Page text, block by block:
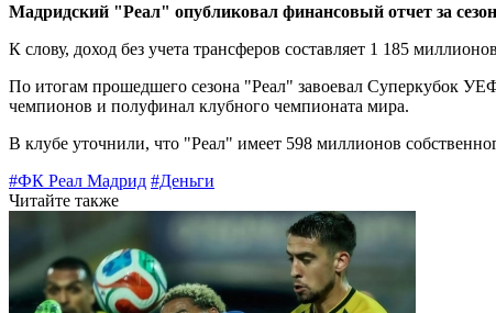
Мадридский "Реал" опубликовал финансовый отчет за
К слову, доход без учета трансферов составляет 1 185
По итогам прошедшего сезона "Реал" завоевал Суперкубок
чемпионов и полуфинал клубного чемпионата мира.
В клубе уточнили, что "Реал" имеет 598 миллионов
#ФК Реал Мадрид #Деньги
Читайте также